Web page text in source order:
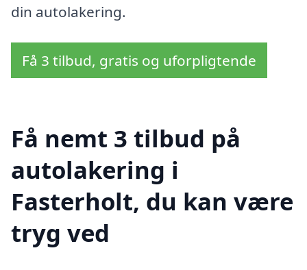
din autolakering.
Få 3 tilbud, gratis og uforpligtende
Få nemt 3 tilbud på
autolakering i
Fasterholt, du kan være
tryg ved